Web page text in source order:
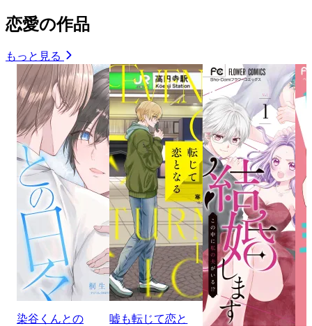
恋愛の作品
もっと見る
染谷くんとの
嘘も転じて恋と